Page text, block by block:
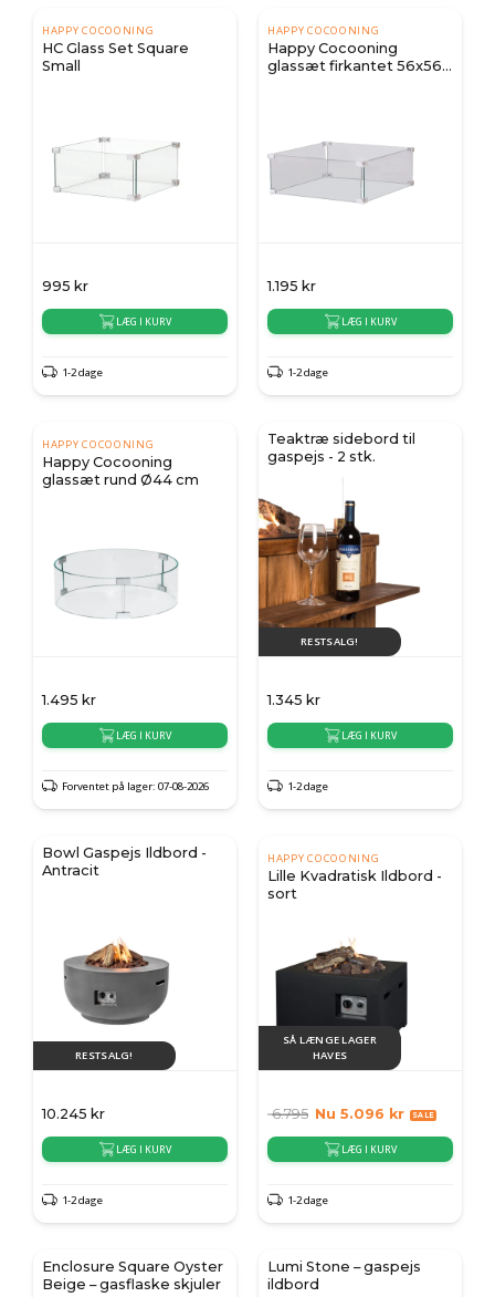
HAPPY COCOONING
HC Glass Set Square
Small
995 kr
LÆG I KURV
1-2 dage
HAPPY COCOONING
Happy Cocooning
glassæt firkantet 56x56
1.195 kr
LÆG I KURV
1-2 dage
HAPPY COCOONING
Happy Cocooning
glassæt rund Ø44 cm
1.495 kr
LÆG I KURV
Forventet på lager: 07-08-2026
Teaktræ sidebord til
gaspejs - 2 stk.
RESTSALG!
1.345 kr
LÆG I KURV
1-2 dage
Bowl Gaspejs Ildbord -
Antracit
RESTSALG!
10.245 kr
LÆG I KURV
1-2 dage
HAPPY COCOONING
Lille Kvadratisk Ildbord -
sort
SÅ LÆNGE LAGER
HAVES
6.795 Nu 5.096 kr
LÆG I KURV
1-2 dage
Enclosure Square Oyster
Beige – gasflaske skjuler
Lumi Stone – gaspejs
ildbord